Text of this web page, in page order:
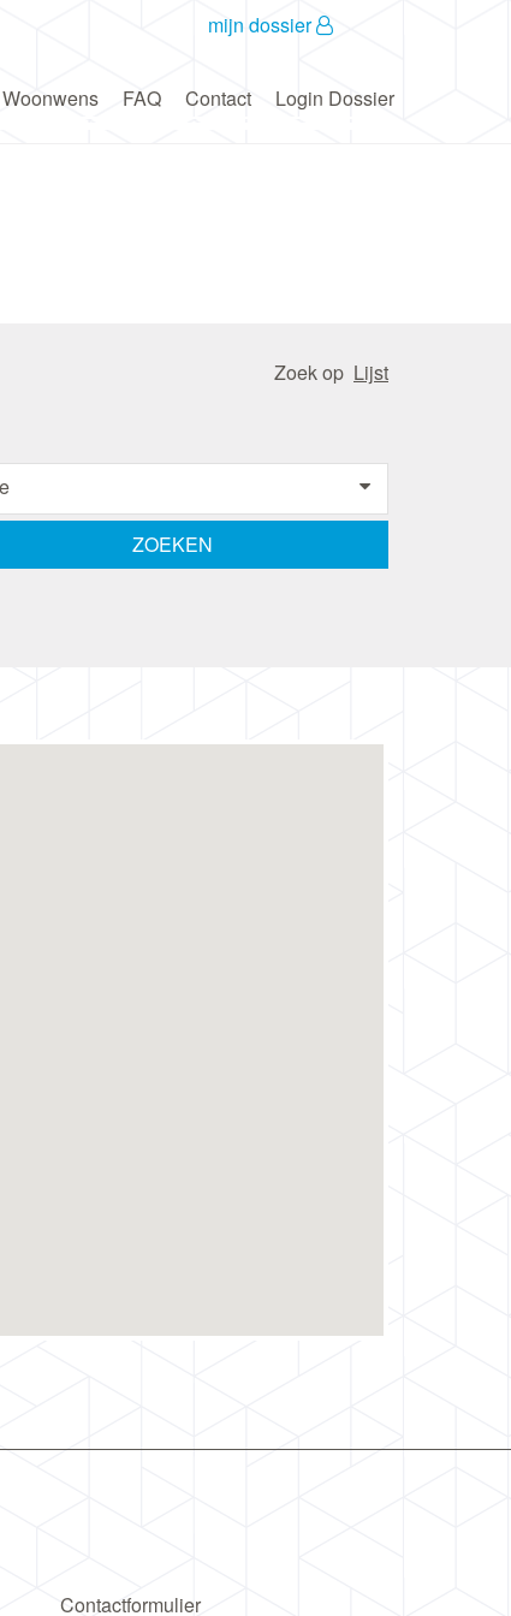
mijn dossier
Woonwens FAQ Contact Login Dossier
Zoek op Lijst
Contactformulier